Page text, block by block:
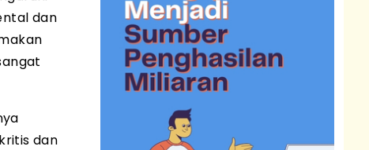
dan
dan